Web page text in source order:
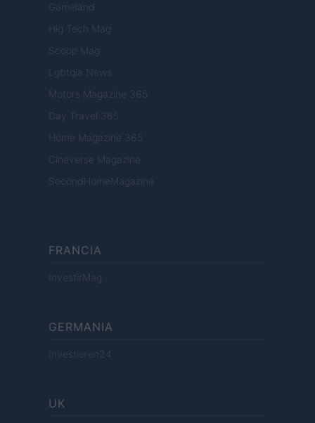
Gameland
Hig Tech Mag
Scoop Mag
Lgbtqia News
Motors Magazine 365
Day Travel 365
Home Magazine 365
Cineverse Magazine
SecondHomeMagazine
FRANCIA
InvestirMag
GERMANIA
Investieren24
UK